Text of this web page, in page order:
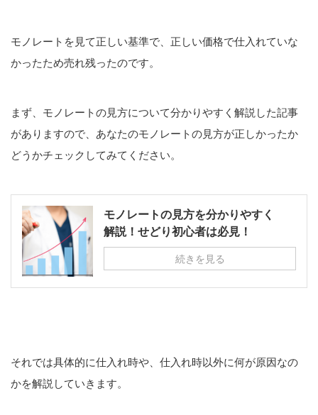
モノレートを見て正しい基準で、正しい価格で仕入れていな
かったため売れ残ったのです。
まず、モノレートの見方について分かりやすく解説した記事
がありますので、あなたのモノレートの見方が正しかったか
どうかチェックしてみてください。
モノレートの見方を分かりやすく
解説！せどり初心者は必見！
続きを見る
それでは具体的に仕入れ時や、仕入れ時以外に何が原因なの
かを解説していきます。